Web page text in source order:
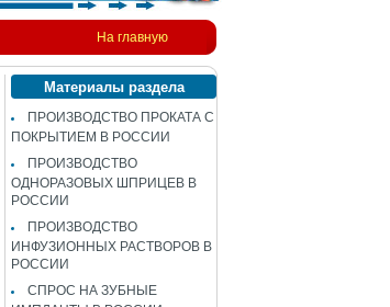
На главную
Материалы раздела
ПРОИЗВОДСТВО ПРОКАТА С
ПОКРЫТИЕМ В РОССИИ
ПРОИЗВОДСТВО
ОДНОРАЗОВЫХ ШПРИЦЕВ В
РОССИИ
ПРОИЗВОДСТВО
ИНФУЗИОННЫХ РАСТВОРОВ В
РОССИИ
СПРОС НА ЗУБНЫЕ